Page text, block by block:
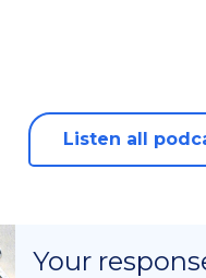
Listen all
Your